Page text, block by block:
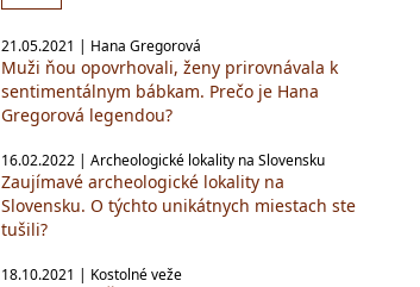
21.05.2021 | Hana Gregorová
Muži ňou opovrhovali, ženy prirovnávala k
sentimentálnym bábkam. Prečo je Hana
Gregorová legendou?
16.02.2022 | Archeologické lokality na Slovensku
Zaujímavé archeologické lokality na
Slovensku. O týchto unikátnych miestach ste
tušili?
18.10.2021 | Kostolné veže